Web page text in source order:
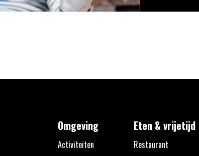
Omgeving
Activiteiten
Eten & vrijetijd
Restaurant